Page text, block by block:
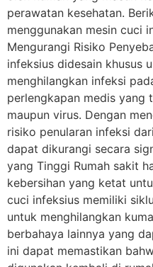
perawatan kesehatan.
menggunakan mesin cuci
Mengurangi Risiko
infeksius didesain khusus
menghilangkan infeksi
perlengkapan medis yang
maupun virus. Dengan
risiko penularan infeksi
dapat dikurangi secara
yang Tinggi Rumah sakit
kebersihan yang ketat
cuci infeksius memiliki
untuk menghilangkan
berbahaya lainnya yang
ini dapat memastikan